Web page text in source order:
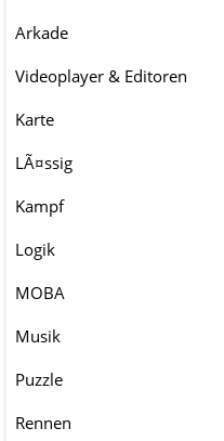
Arkade
Videoplayer & Editoren
Karte
LÃ¤ssig
Kampf
Logik
MOBA
Musik
Puzzle
Rennen